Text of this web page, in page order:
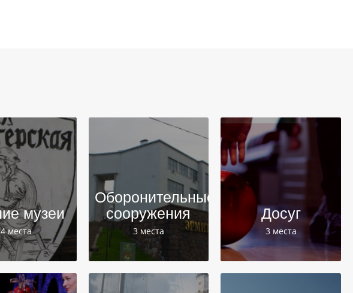
музеи
4 места
Оборонительные
сооружения
3 места
Досуг
3 места